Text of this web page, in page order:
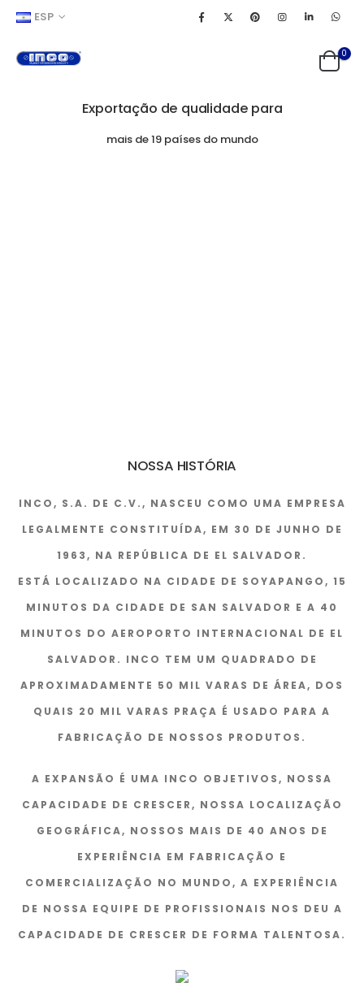
ESP
0
Exportação de qualidade para
mais de 19 países do mundo
NOSSA HISTÓRIA
INCO, S.A. DE C.V., NASCEU COMO UMA EMPRESA
LEGALMENTE CONSTITUÍDA, EM 30 DE JUNHO DE
1963, NA REPÚBLICA DE EL SALVADOR.
ESTÁ LOCALIZADO NA CIDADE DE SOYAPANGO, 15
MINUTOS DA CIDADE DE SAN SALVADOR E A 40
MINUTOS DO AEROPORTO INTERNACIONAL DE EL
SALVADOR. INCO TEM UM QUADRADO DE
APROXIMADAMENTE 50 MIL VARAS DE ÁREA, DOS
QUAIS 20 MIL VARAS PRAÇA É USADO PARA A
FABRICAÇÃO DE NOSSOS PRODUTOS.
A EXPANSÃO É UMA INCO OBJETIVOS, NOSSA
CAPACIDADE DE CRESCER, NOSSA LOCALIZAÇÃO
GEOGRÁFICA, NOSSOS MAIS DE 40 ANOS DE
EXPERIÊNCIA EM FABRICAÇÃO E
COMERCIALIZAÇÃO NO MUNDO, A EXPERIÊNCIA
DE NOSSA EQUIPE DE PROFISSIONAIS NOS DEU A
CAPACIDADE DE CRESCER DE FORMA TALENTOSA.